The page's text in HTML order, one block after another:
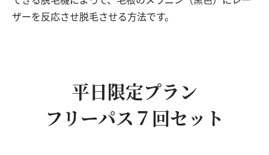
ザーを反応させ脱毛させる方法です。
平日限定プラン
フリーパス７回セット